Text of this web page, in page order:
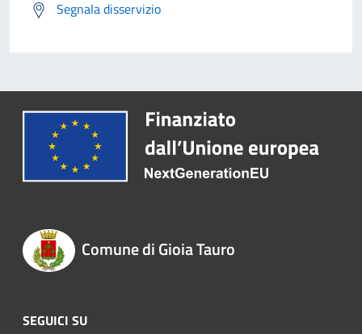
Segnala disservizio
Comune di Gioia Tauro
SEGUICI SU